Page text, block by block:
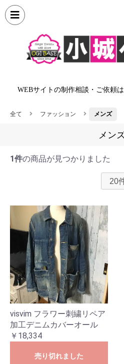
WEBサイトの制作相談・ご依頼
全て ファッション メンズ
メン
1件の商品が見つかりました
visvim フラワー刺繍リペア
加工デニムカバーオール
￥18,334
売り切れました